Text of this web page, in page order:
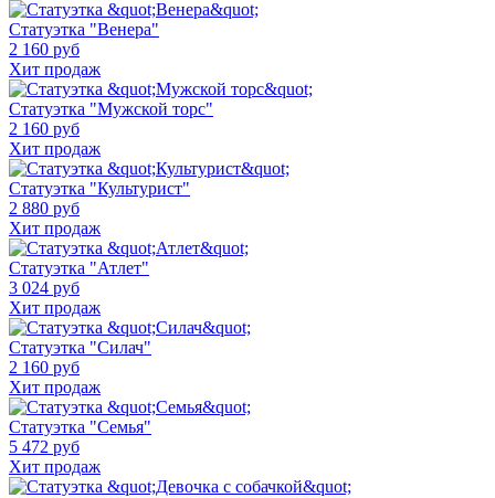
Статуэтка "Венера"
2 160 руб
Хит продаж
Статуэтка "Мужской торс"
2 160 руб
Хит продаж
Статуэтка "Культурист"
2 880 руб
Хит продаж
Статуэтка "Атлет"
3 024 руб
Хит продаж
Статуэтка "Силач"
2 160 руб
Хит продаж
Статуэтка "Семья"
5 472 руб
Хит продаж